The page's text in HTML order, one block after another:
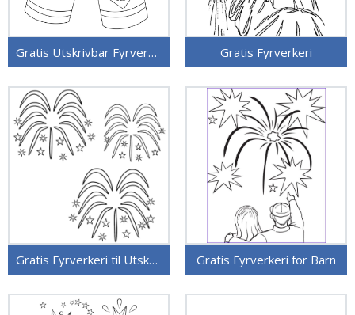
Gratis Utskrivbar Fyrverkeri Gratis Fyrverkeri
Gratis Fyrverkeri til Utskrift Gratis Fyrverkeri for Barn